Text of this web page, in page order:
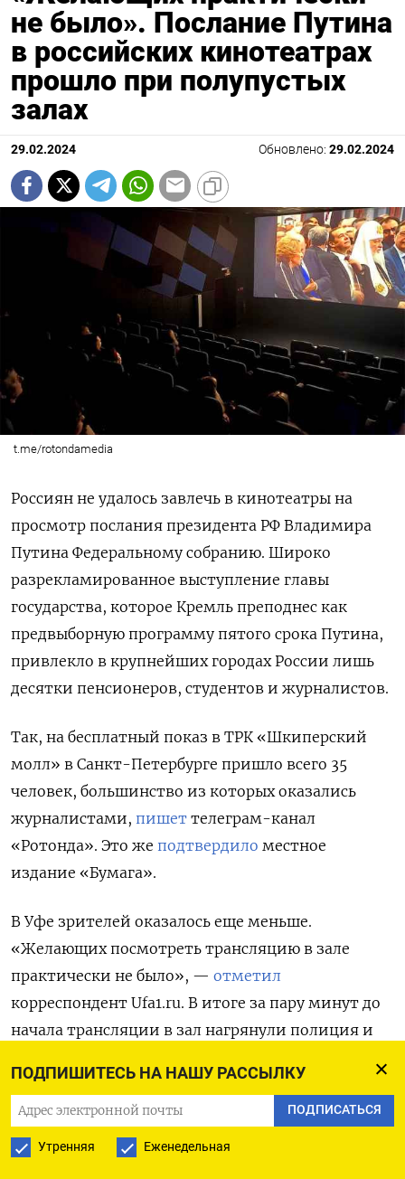
ПОДПИШИТЕСЬ НА НАШУ РАССЫЛКУ
ПОДПИСАТЬСЯ
Утренняя Еженедельная
не было». Послание Путина
в российских кинотеатрах
прошло при полупустых
залах
29.02.2024 Обновлено: 29.02.2024
t.me/rotondamedia
Россиян не удалось завлечь в кинотеатры на
просмотр послания президента РФ Владимира
Путина Федеральному собранию. Широко
разрекламированное выступление главы
государства, которое Кремль преподнес как
предвыборную программу пятого срока Путина,
привлекло в крупнейших городах России лишь
десятки пенсионеров, студентов и журналистов.
Так, на бесплатный показ в ТРК «Шкиперский
молл» в Санкт-Петербурге пришло всего 35
человек, большинство из которых оказались
журналистами, пишет телеграм-канал
«Ротонда». Это же подтвердило местное
издание «Бумага».
В Уфе зрителей оказалось еще меньше.
«Желающих посмотреть трансляцию в зале
практически не было», — отметил
корреспондент Ufa1.ru. В итоге за пару минут до
начала трансляции в зал нагрянули полиция и
покинуть помещение.
В Перми в кинотеатре «Синема 5 iMall
Эспланада» собралось около 20 человек,